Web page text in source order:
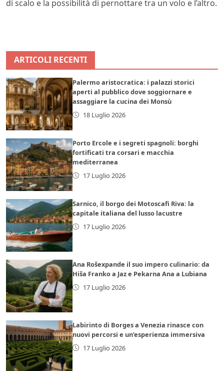
di scalo e la possibilità di pernottare tra un volo e l’altro.
ARTICOLI RECENTI
Palermo aristocratica: i palazzi storici
aperti al pubblico dove soggiornare e
assaggiare la cucina dei Monsù
18 Luglio 2026
Porto Ercole e i segreti spagnoli: borghi
fortificati tra corsari e macchia
mediterranea
17 Luglio 2026
Sarnico, il borgo dei Motoscafi Riva: la
capitale italiana del lusso lacustre
17 Luglio 2026
Ana Rošexpande il suo impero culinario: da
Hiša Franko a Jaz e Pekarna Ana a Lubiana
17 Luglio 2026
Labirinto di Borges a Venezia rinasce con
nuovi percorsi e un’esperienza immersiva
17 Luglio 2026